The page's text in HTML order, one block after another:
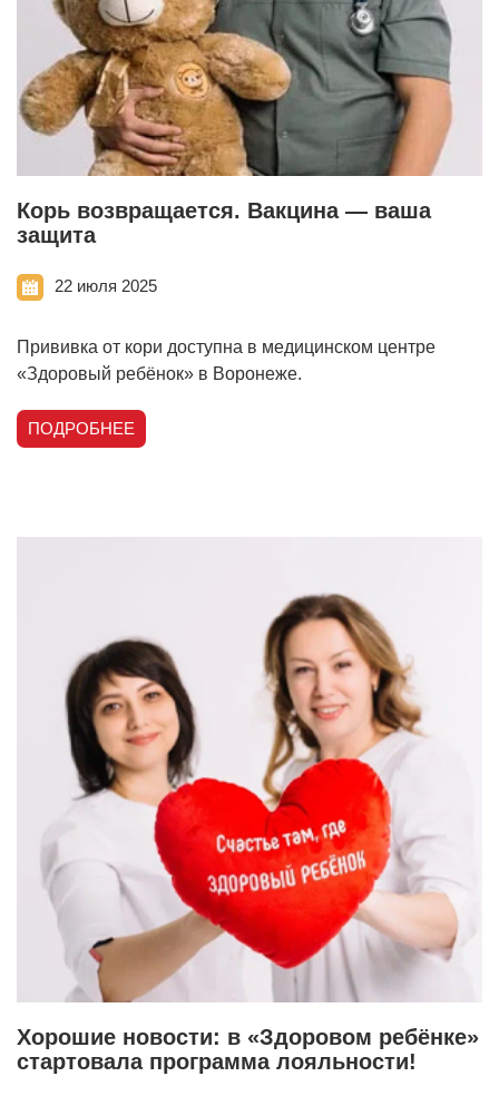
Корь возвращается. Вакцина — ваша
защита
22 июля 2025
Прививка от кори доступна в медицинском центре
«Здоровый ребёнок» в Воронеже.
ПОДРОБНЕЕ
Хорошие новости: в «Здоровом ребёнке»
стартовала программа лояльности!